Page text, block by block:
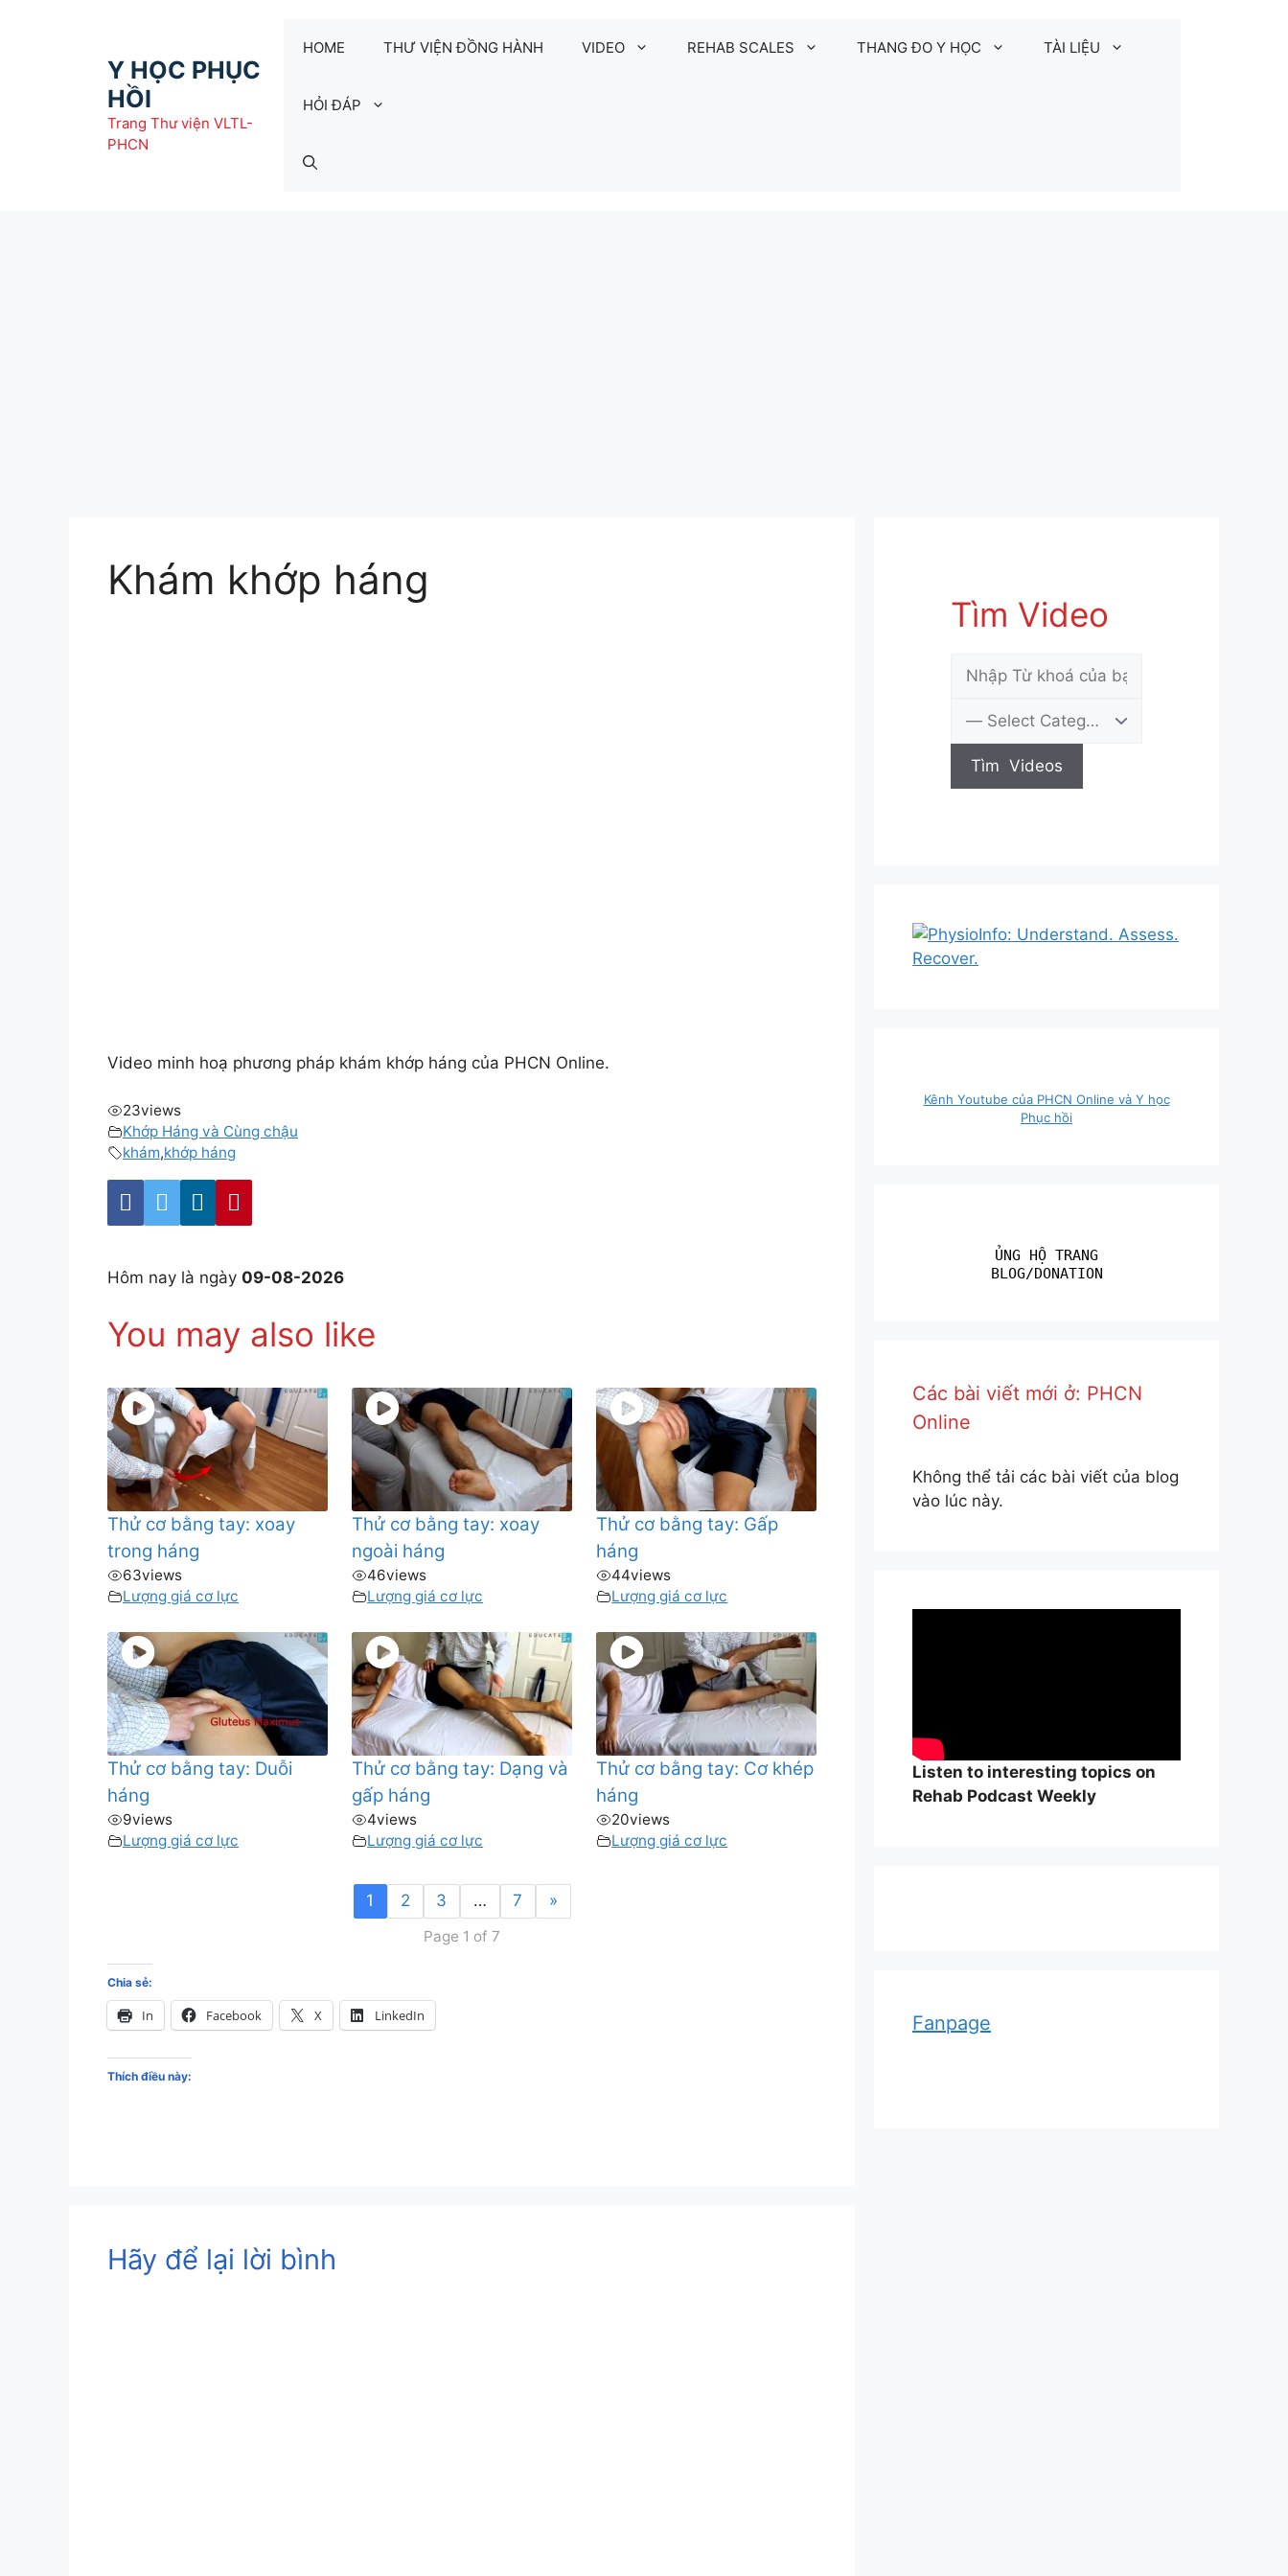
Y HỌC PHỤC
HỒI
Trang Thư viện VLTL-
PHCN
HOME THƯ VIỆN ĐỒNG HÀNH VIDEO REHAB SCALES THANG ĐO Y HỌC TÀI LIỆU
HỎI ĐÁP
Khám khớp háng
Video minh hoạ phương pháp khám khớp háng của PHCN Online.
23views
Khớp Háng và Cùng chậu
khám,khớp háng
Hôm nay là ngày 09-08-2026
You may also like
Thử cơ bằng tay: xoay
trong háng
63views
Lượng giá cơ lực
Thử cơ bằng tay: xoay
ngoài háng
46views
Lượng giá cơ lực
Thử cơ bằng tay: Gấp
háng
44views
Lượng giá cơ lực
Thử cơ bằng tay: Duỗi
háng
9views
Lượng giá cơ lực
Thử cơ bằng tay: Dạng và
gấp háng
4views
Lượng giá cơ lực
Thử cơ bằng tay: Cơ khép
háng
20views
Lượng giá cơ lực
1 2 3 … 7 »
Page 1 of 7
Chia sẻ:
In Facebook X LinkedIn
Thích điều này:
Hãy để lại lời bình
Tìm Video
Kênh Youtube của PHCN Online và Y học
Phục hồi
ỦNG HỘ TRANG
BLOG/DONATION
Các bài viết mới ở: PHCN
Online
Không thể tải các bài viết của blog
vào lúc này.
Listen to interesting topics on
Rehab Podcast Weekly
Fanpage